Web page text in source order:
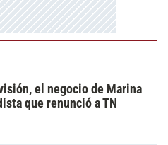
el negocio de Marina
que renunció a TN